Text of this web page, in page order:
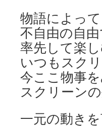
物語によっ
不自由の自
率先して楽
いつもスク
今ここ物事を
スクリーン
一元の動き